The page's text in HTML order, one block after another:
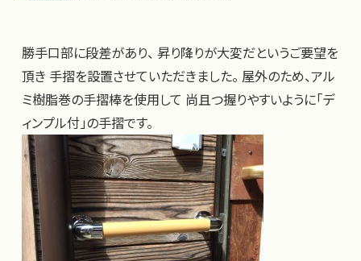
勝手口部に段差があり、 昇り降りが大変だというご要望を
頂き 手摺を設置させていただきました。 屋外のため、アル
ミ樹脂巻の手摺棒を使用して 尚且つ握りやすいように「デ
ィンプル付」の手摺です。